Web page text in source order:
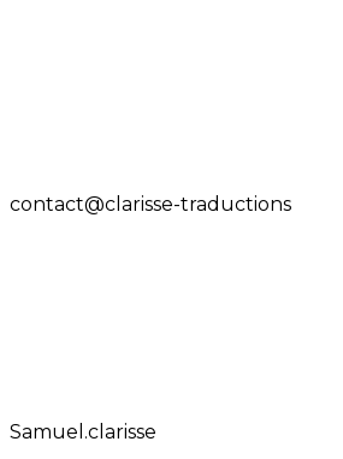
contact@clarisse-traductions
Samuel.clarisse